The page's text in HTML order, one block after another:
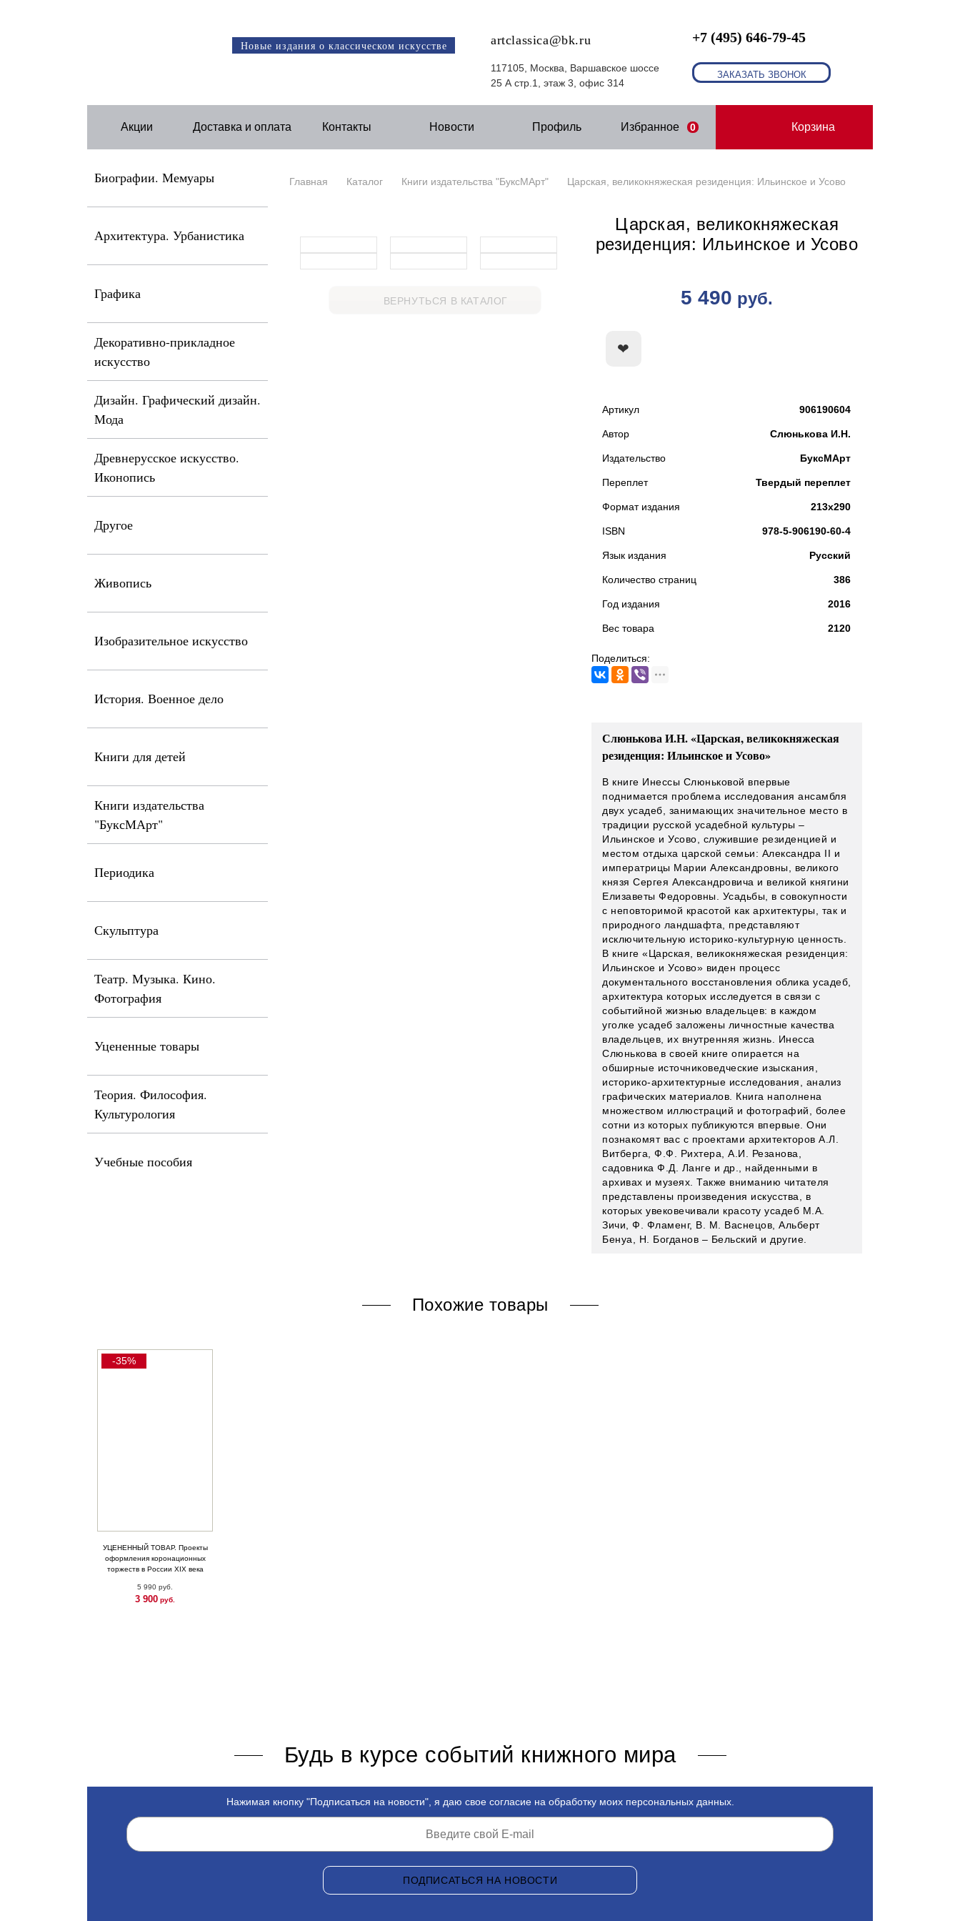
Новые издания о классическом искусстве artclassica@bk.ru
117105, Москва, Варшавское шоссе
25 А стр.1, этаж 3, офис 314
+7 (495) 646-79-45
ЗАКАЗАТЬ ЗВОНОК
Акции Доставка и оплата Контакты Новости Профиль Избранное 0 Корзина
Биографии. Мемуары
Архитектура. Урбанистика
Графика
Декоративно-прикладное
искусство
Дизайн. Графический дизайн.
Мода
Древнерусское искусство.
Иконопись
Другое
Живопись
Изобразительное искусство
История. Военное дело
Книги для детей
Книги издательства
"БуксМАрт"
Периодика
Скульптура
Театр. Музыка. Кино.
Фотография
Уцененные товары
Теория. Философия.
Культурология
Учебные пособия
Главная Каталог Книги издательства "БуксМАрт" Царская, великокняжеская резиденция: Ильинское и Усово
ВЕРНУТЬСЯ В КАТАЛОГ
Царская, великокняжеская
резиденция: Ильинское и Усово
5 490 руб.
Артикул 906190604
Автор Слюнькова И.Н.
Издательство БуксМАрт
Переплет Твердый переплет
Формат издания 213х290
ISBN 978-5-906190-60-4
Язык издания Русский
Количество страниц 386
Год издания 2016
Вес товара 2120
Поделиться:
Слюнькова И.Н. «Царская, великокняжеская
резиденция: Ильинское и Усово»
В книге Инессы Слюньковой впервые
поднимается проблема исследования ансамбля
двух усадеб, занимающих значительное место в
традиции русской усадебной культуры –
Ильинское и Усово, служившие резиденцией и
местом отдыха царской семьи: Александра II и
императрицы Марии Александровны, великого
князя Сергея Александровича и великой княгини
Елизаветы Федоровны. Усадьбы, в совокупности
с неповторимой красотой как архитектуры, так и
природного ландшафта, представляют
исключительную историко-культурную ценность.
В книге «Царская, великокняжеская резиденция:
Ильинское и Усово» виден процесс
документального восстановления облика усадеб,
архитектура которых исследуется в связи с
событийной жизнью владельцев: в каждом
уголке усадеб заложены личностные качества
владельцев, их внутренняя жизнь. Инесса
Слюнькова в своей книге опирается на
обширные источниковедческие изыскания,
историко-архитектурные исследования, анализ
графических материалов. Книга наполнена
множеством иллюстраций и фотографий, более
сотни из которых публикуются впервые. Они
познакомят вас с проектами архитекторов А.Л.
Витберга, Ф.Ф. Рихтера, А.И. Резанова,
садовника Ф.Д. Ланге и др., найденными в
архивах и музеях. Также вниманию читателя
представлены произведения искусства, в
которых увековечивали красоту усадеб М.А.
Зичи, Ф. Фламенг, В. М. Васнецов, Альберт
Бенуа, Н. Богданов – Бельский и другие.
Похожие товары
-35%
УЦЕНЕННЫЙ ТОВАР. Проекты
оформления коронационных
торжеств в России XIX века
5 990 руб.
3 900 руб.
Будь в курсе событий книжного мира
Нажимая кнопку "Подписаться на новости", я даю свое согласие на обработку моих персональных данных.
ПОДПИСАТЬСЯ НА НОВОСТИ